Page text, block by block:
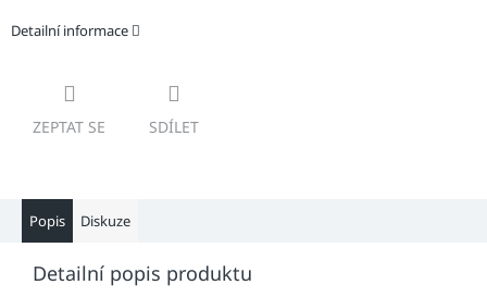
Detailní informace
ZEPTAT SE SDÍLET
Popis Diskuze
Detailní popis produktu